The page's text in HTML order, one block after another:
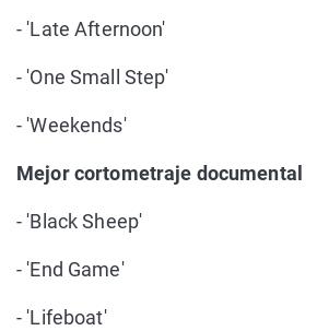
- 'Late Afternoon'
- 'One Small Step'
- 'Weekends'
Mejor cortometraje documental
- 'Black Sheep'
- 'End Game'
- 'Lifeboat'